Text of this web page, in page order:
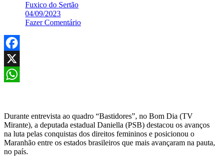
Fuxico do Sertão
04/09/2023
Fazer Comentário
Facebook
X
Durante entrevista ao quadro “Bastidores”, no Bom Dia (TV
Mirante), a deputada estadual Daniella (PSB) destacou os avanços
na luta pelas conquistas dos direitos femininos e posicionou o
Maranhão entre os estados brasileiros que mais avançaram na pauta,
no país.